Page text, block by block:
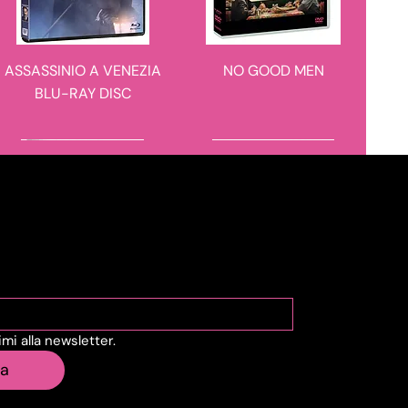
ASSASSINIO A VENEZIA
BLU-RAY DISC
NO GOOD MEN
novità in arrivo
IL CASO 137
novità in arrivo
alla newsletter.